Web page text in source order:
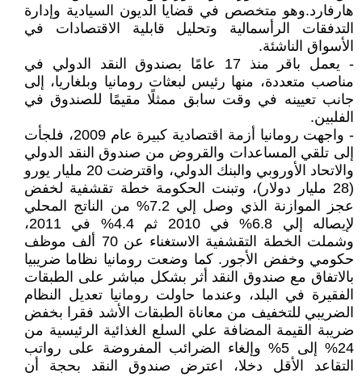
هارفارد.وهو متخصص في قضايا الديون السيادية وإدارة
التدفقات الرأسمالية وتحليل قابلية الاقتصادات في
الأسواق الناشئة.
- يعمل باقر منذ 17 عامًا بصندوق النقد الدولي في
مناصب متعددة، منها رئيس لبعثات رومانيا وبلغاريا، إلى
جانب تعيينه في وقت سابق ممثلًا مقيمًا للصندوق في
الفلبين.
- واجهت رومانيا أزمة اقتصادية كبيرة عام 2009، فلجأت
إلى تلقي المساعدات والقروض من صندوق النقد الدولي
والاتحاد الأوروبي والبنك الدولي، واقترضت 20 مليار يورو
(28 مليار دولار)، وتبنت الحكومة خطة تقشفية لخفض
عجز الموازنة الذي وصل إلي 7.2% من الناتج المحلي
لإيصاله إلي 6.8% في 2010 ثم 4.4% في 2011،
وشملت الخطة التقشفية الاستغناء عن 70 ألف موظف
حكومي وخفض الأجور. كما وضعت رومانيا نظاما ضريبيا
بالاتفاق مع صندوق النقد أثر بشكل مباشر على الطبقات
الفقيرة في البلد، وعندما حاولت رومانيا تعديل النظام
الضريبي للتخفيف من معاناة الطبقات الأشد فقرا بخفض
ضريبة القيمة المضافة علي السلع الغذائية الرئيسية من
24% إلى 5% وإلغاء الضرائب المفروضة على رواتب
التقاعد الأقل دخلا، اعترض صندوق النقد بحجة أن